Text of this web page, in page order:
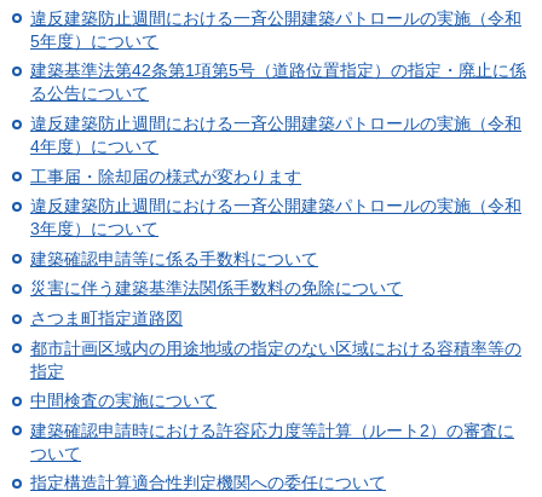
違反建築防止週間における一斉公開建築パトロールの実施（令和
5年度）について
建築基準法第42条第1項第5号（道路位置指定）の指定・廃止に係
る公告について
違反建築防止週間における一斉公開建築パトロールの実施（令和
4年度）について
工事届・除却届の様式が変わります
違反建築防止週間における一斉公開建築パトロールの実施（令和
3年度）について
建築確認申請等に係る手数料について
災害に伴う建築基準法関係手数料の免除について
さつま町指定道路図
都市計画区域内の用途地域の指定のない区域における容積率等の
指定
中間検査の実施について
建築確認申請時における許容応力度等計算（ルート2）の審査に
ついて
指定構造計算適合性判定機関への委任について